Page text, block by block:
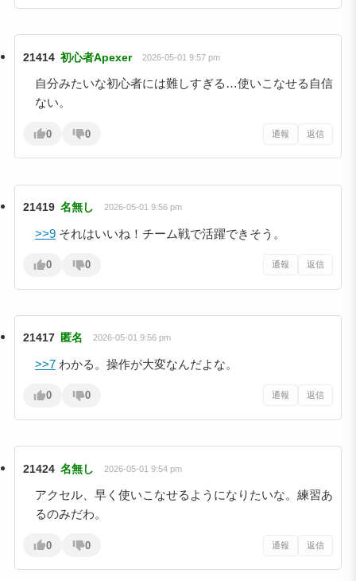
21414 初心者Apexer 2026-05-01 9:57 pm
自分みたいな初心者には難しすぎる…使いこなせる自信
ない。
0 0 通報 返信
21419 名無し 2026-05-01 9:56 pm
>>9それはいいね！チーム戦で活躍できそう。
0 0 通報 返信
21417 匿名 2026-05-01 9:56 pm
>>7わかる。操作が大変なんだよな。
0 0 通報 返信
21424 名無し 2026-05-01 9:54 pm
アクセル、早く使いこなせるようになりたいな。練習あ
るのみだわ。
0 0 通報 返信